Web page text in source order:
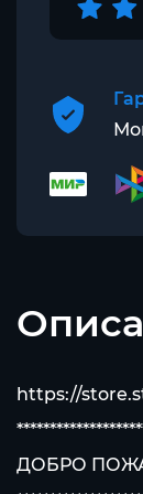
https://
ДОБРО